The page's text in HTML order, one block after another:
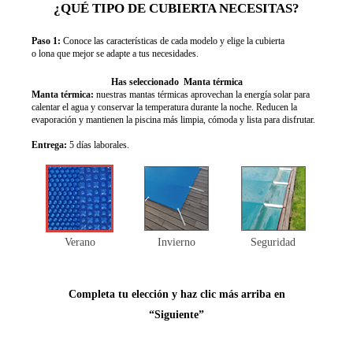
¿QUÉ TIPO DE CUBIERTA NECESITAS?
Paso 1: Conoce las características de cada modelo y elige la cubierta
o lona que mejor se adapte a tus necesidades.
Has seleccionado Manta térmica
Manta térmica: nuestras mantas térmicas aprovechan la energía solar para
calentar el agua y conservar la temperatura durante la noche. Reducen la
evaporación y mantienen la piscina más limpia, cómoda y lista para disfrutar.
Entrega: 5 días laborales.
Verano Invierno Seguridad
Completa tu elección y haz clic más arriba en
“Siguiente”